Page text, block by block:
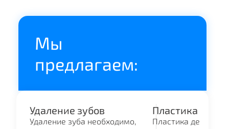
Мы
предлагаем:
Удаление зубов
Удаление зуба необходимо,
Пластика
Пластика десны